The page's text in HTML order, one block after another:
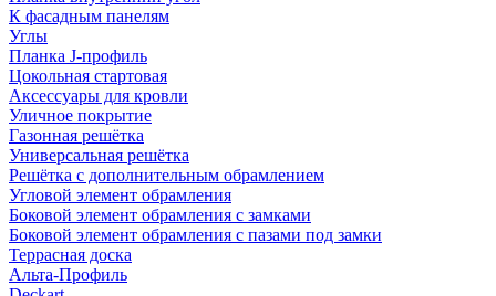
К фасадным панелям
Углы
Планка J-профиль
Цокольная стартовая
Аксессуары для кровли
Уличное покрытие
Газонная решётка
Универсальная решётка
Решётка с дополнительным обрамлением
Угловой элемент обрамления
Боковой элемент обрамления с замками
Боковой элемент обрамления с пазами под замки
Террасная доска
Альта-Профиль